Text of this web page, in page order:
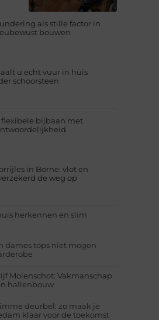
als stille factor in
bouwen
u echt vuur in huis
schoorsteen
flexibele bijbaan met
in Borne: vlot en
de weg op
herkennen en slim
dames tops niet mogen
Molenschot: Vakmanschap
hallenbouw
deurbel: zo maak je
klaar voor de toekomst